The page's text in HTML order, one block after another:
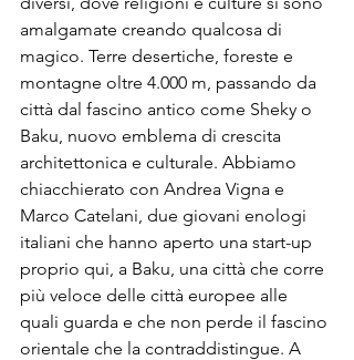
amalgamate creando qualcosa di
magico. Terre desertiche, foreste e
montagne oltre 4.000 m, passando da
città dal fascino antico come Sheky o
Baku, nuovo emblema di crescita
architettonica e culturale. Abbiamo
chiacchierato con Andrea Vigna e
Marco Catelani, due giovani enologi
italiani che hanno aperto una start-up
proprio qui, a Baku, una città che corre
più veloce delle città europee alle
quali guarda e che non perde il fascino
orientale che la contraddistingue. A